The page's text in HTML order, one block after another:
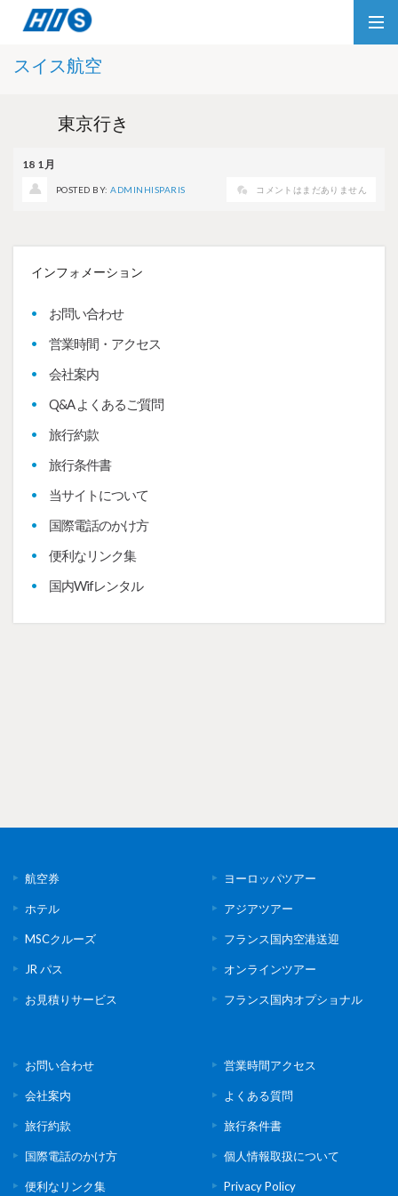
スイス航空
東京行き
18 1月
POSTED BY:ADMINHISPARIS コメントはまだありません
インフォメーション
お問い合わせ
営業時間・アクセス
会社案内
Q&A よくあるご質問
旅行約款
旅行条件書
当サイトについて
国際電話のかけ方
便利なリンク集
国内Wifレンタル
航空券 ヨーロッパツアー
ホテル アジアツアー
MSCクルーズ フランス国内空港送迎
JR パス オンラインツアー
お見積りサービス フランス国内オプショナル
お問い合わせ 営業時間アクセス
会社案内 よくある質問
旅行約款 旅行条件書
国際電話のかけ方 個人情報取扱について
便利なリンク集 Privacy Policy